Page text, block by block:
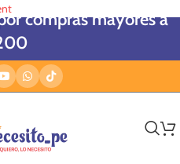
compras mayores a